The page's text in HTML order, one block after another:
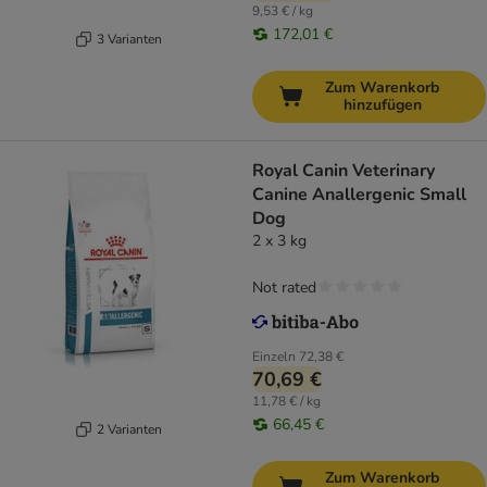
3 Varianten
9,53 € / kg
172,01 €
Zum Warenkorb
hinzufügen
2 Varianten
Royal Canin Veterinary
Canine Anallergenic Small
Dog
2 x 3 kg
Einzeln 72,38 €
70,69 €
11,78 € / kg
66,45 €
Not rated
Zum Warenkorb